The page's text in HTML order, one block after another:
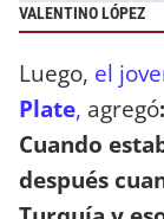
VALENTINO LÓPEZ
Luego, el
Plate, agregó
Cuando
después